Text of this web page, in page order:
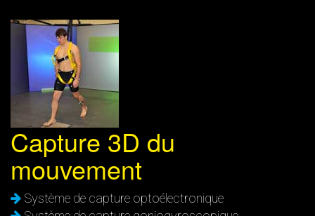
Capture 3D du
mouvement
Système de capture optoélectronique